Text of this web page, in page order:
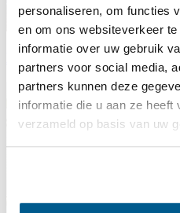
personaliseren, om functies
en om ons websiteverkeer
informatie over uw gebruik
partners voor social media,
partners kunnen deze
informatie die u aan ze
verzameld op basis van uw
Katamaran Beatrix